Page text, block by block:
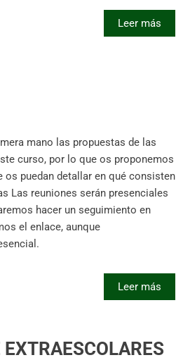
Leer más
mano las propuestas de las
curso, por lo que os proponemos
os puedan detallar en qué consisten
Las reuniones serán presenciales
hacer un seguimiento en
el enlace, aunque
Leer más